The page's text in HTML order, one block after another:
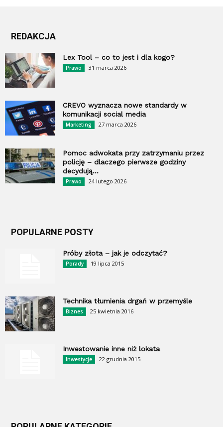
REDAKCJA
Lex Tool – co to jest i dla kogo?
Prawo 31 marca 2026
CREVO wyznacza nowe standardy w
komunikacji social media
Marketing 27 marca 2026
Pomoc adwokata przy zatrzymaniu przez
policję – dlaczego pierwsze godziny
decydują...
Prawo 24 lutego 2026
POPULARNE POSTY
Próby złota – jak je odczytać?
Porady 19 lipca 2015
Technika tłumienia drgań w przemyśle
Biznes 25 kwietnia 2016
Inwestowanie inne niż lokata
Inwestycje 22 grudnia 2015